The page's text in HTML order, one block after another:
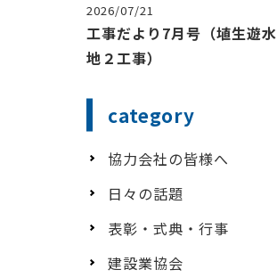
2026/07/21
工事だより7月号（埴生遊水
地２工事）
category
協力会社の皆様へ
日々の話題
表彰・式典・行事
建設業協会